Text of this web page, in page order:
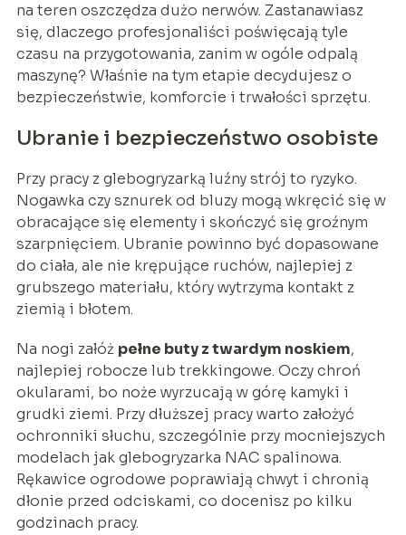
na teren oszczędza dużo nerwów. Zastanawiasz
się, dlaczego profesjonaliści poświęcają tyle
czasu na przygotowania, zanim w ogóle odpalą
maszynę? Właśnie na tym etapie decydujesz o
bezpieczeństwie, komforcie i trwałości sprzętu.
Ubranie i bezpieczeństwo osobiste
Przy pracy z glebogryzarką luźny strój to ryzyko.
Nogawka czy sznurek od bluzy mogą wkręcić się w
obracające się elementy i skończyć się groźnym
szarpnięciem. Ubranie powinno być dopasowane
do ciała, ale nie krępujące ruchów, najlepiej z
grubszego materiału, który wytrzyma kontakt z
ziemią i błotem.
Na nogi załóż pełne buty z twardym noskiem,
najlepiej robocze lub trekkingowe. Oczy chroń
okularami, bo noże wyrzucają w górę kamyki i
grudki ziemi. Przy dłuższej pracy warto założyć
ochronniki słuchu, szczególnie przy mocniejszych
modelach jak glebogryzarka NAC spalinowa.
Rękawice ogrodowe poprawiają chwyt i chronią
dłonie przed odciskami, co docenisz po kilku
godzinach pracy.